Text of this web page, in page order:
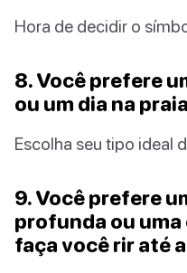
Hora de decidir o
8. Você prefere
ou um dia na
Escolha seu tipo ideal
9. Você prefere
profunda ou
faça você rir até